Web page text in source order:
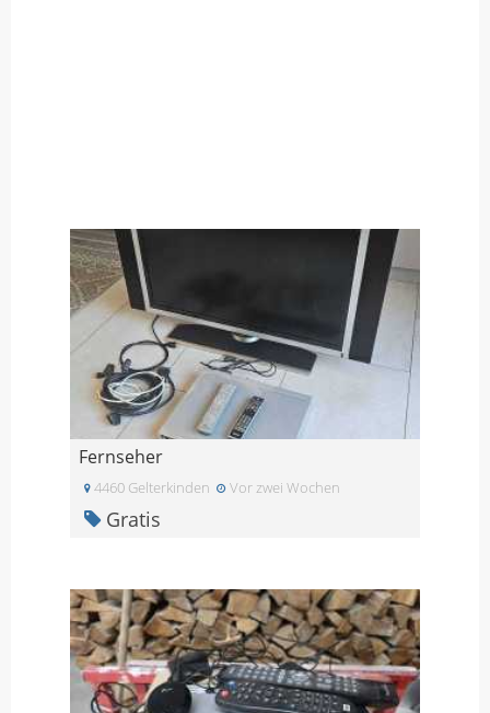
Fernseher
4460 Gelterkinden Vor zwei Wochen
Gratis